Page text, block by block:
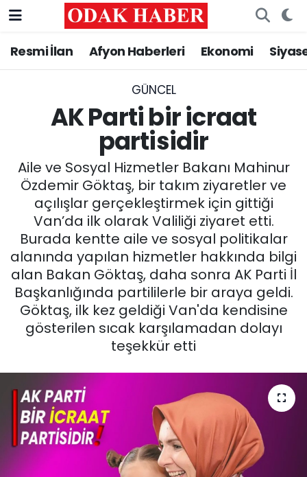
Resmi İlan Afyon Haberleri Ekonomi
GÜNCEL
AK Parti bir icraat
partisidir
Aile ve Sosyal Hizmetler Bakanı Mahinur
Özdemir Göktaş, bir takım ziyaretler ve
açılışlar gerçekleştirmek için gittiği
Van’da ilk olarak Valiliği ziyaret etti.
Burada kentte aile ve sosyal politikalar
alanında yapılan hizmetler hakkında bilgi
alan Bakan Göktaş, daha sonra AK Parti İl
Başkanlığında partililerle bir araya geldi.
Göktaş, ilk kez geldiği Van'da kendisine
gösterilen sıcak karşılamadan dolayı
teşekkür etti
AFYONKARAHİSAR HABERLERİ
ASAYİŞ
SİYASET
EĞİTİM
MAGAZİN
SAĞLIK
SPOR
Nöbetçi Eczaneler
Trafik Durumu
Süper Lig Puan Durumu ve Fikstür
Tüm Manşetler
Son Dakika Haberleri
Haber Arşivi